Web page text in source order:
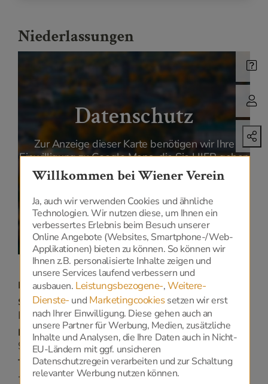
Niederlassungen
Datenschutz
Zur Anzeige dieser Karte benötigen wir Ihre
Einwilligung zu Google Maps, die SieHIERgeben
können.
Datenschutzerklärung
und Cookie-Einstellungen.
Dellach im Drautal
Strasse:
Dellach 30
PLZ / ORT:
9762 - Dellach im Drautal
Telefon:
+43 676 / 600 89 40
Willkommen bei Wiener Verein
Ja, auch wir verwenden Cookies und ähnliche
Technologien. Wir nutzen diese, um Ihnen ein
verbessertes Erlebnis beim Besuch unserer
Online Angebote (Websites, Smartphone-/Web-
Applikationen) bieten zu können. So können wir
Ihnen z.B. personalisierte Inhalte zeigen und
unsere Services laufend verbessern und
ausbauen. Leistungsbezogene-,Weitere-
Dienste- und Marketingcookiessetzen wir erst
nach Ihrer Einwilligung. Diese gehen auch an
unsere Partner für Werbung, Medien, zusätzliche
Inhalte und Analysen, die Ihre Daten auch in Nicht-
EU-Ländern mit ggf. unsicheren
Datenschutzregein verarbeiten und zur Schaltung
relevanter Werbung nutzen können.